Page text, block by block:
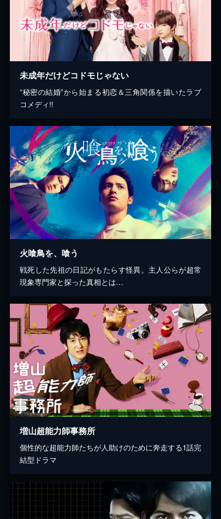
未成年だけどコドモじゃない
“秘密の結婚”から始まる初恋＆三角関係を描いたラブ
コメディ!!
火喰鳥を、喰う
戦死した先祖の日記がもたらす怪異。主人公らが超常
現象専門家と探った真相とは…
増山超能力師事務所
個性的な超能力師たちが人助けのために奔走する1話完
結型ドラマ